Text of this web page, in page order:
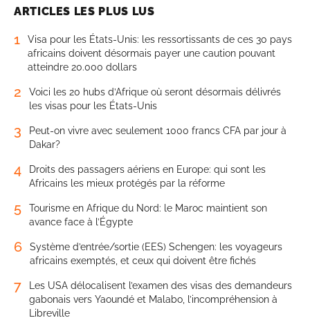
ARTICLES LES PLUS LUS
1
Visa pour les États-Unis: les ressortissants de ces 30 pays
africains doivent désormais payer une caution pouvant
atteindre 20.000 dollars
2
Voici les 20 hubs d’Afrique où seront désormais délivrés
les visas pour les États-Unis
3
Peut-on vivre avec seulement 1000 francs CFA par jour à
Dakar?
4
Droits des passagers aériens en Europe: qui sont les
Africains les mieux protégés par la réforme
5
Tourisme en Afrique du Nord: le Maroc maintient son
avance face à l’Égypte
6
Système d’entrée/sortie (EES) Schengen: les voyageurs
africains exemptés, et ceux qui doivent être fichés
7
Les USA délocalisent l’examen des visas des demandeurs
gabonais vers Yaoundé et Malabo, l’incompréhension à
Libreville